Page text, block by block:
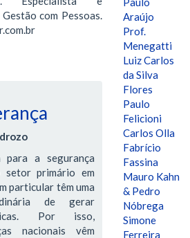
com Pessoas.
para a segurança
primário em
particular têm uma
de gerar
Por isso,
nacionais vêm
Araújo
Prof.
Menegatti
Luiz Carlos
da Silva
Flores
Paulo
Felicioni
Carlos Olla
Fabrício
Fassina
Mauro Kahn
& Pedro
Nóbrega
Simone
Ferreira